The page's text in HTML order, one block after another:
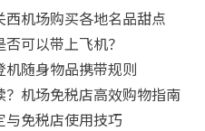
机场购买各地名品甜点
可以带上飞机？
随身物品携带规则
机场免税店高效购物指南
免税店使用技巧